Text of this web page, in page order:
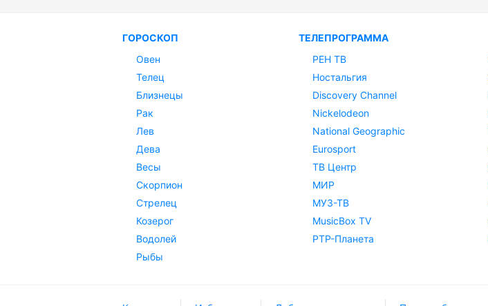
ГОРОСКОП
Овен
Телец
Близнецы
Рак
Лев
Дева
Весы
Скорпион
Стрелец
Козерог
Водолей
Рыбы
ТЕЛЕПРОГРАММА
РЕН ТВ
Ностальгия
Discovery Channel
Nickelodeon
National Geographic
Eurosport
ТВ Центр
МИР
МУЗ-ТВ
MusicBox TV
РТР-Планета